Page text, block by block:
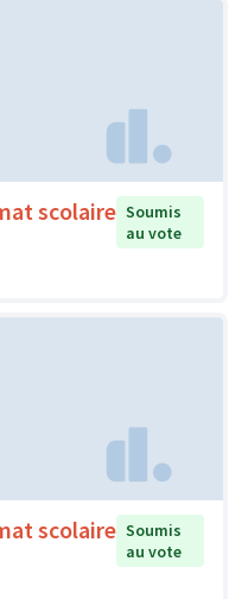
scolaire Soumis
au vote
scolaire Soumis
au vote